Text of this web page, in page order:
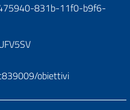
831b-11f0-b9f6-
obiettivi